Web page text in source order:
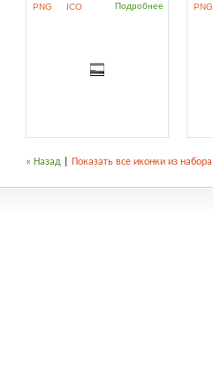
PNG ICO Подробнее PNG
« Назад Показать все иконки из